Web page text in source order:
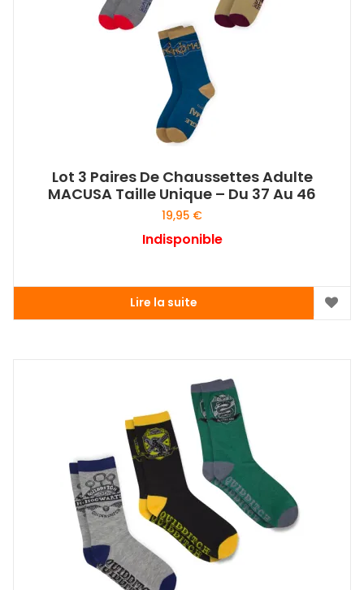
Lot 3 Paires De Chaussettes Adulte
MACUSA Taille Unique – Du 37 Au 46
19,95 €
Indisponible
Lire la suite